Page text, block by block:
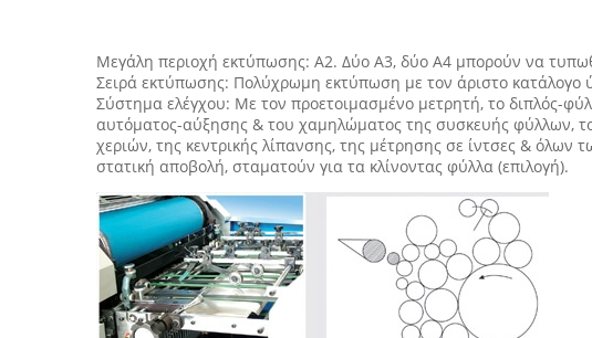
Μεγάλη περιοχή εκτύπωσης: A2. Δύο A3, δύο A4 μπορούν να
Σειρά εκτύπωσης: Πολύχρωμη εκτύπωση με τον άριστο
Σύστημα ελέγχου: Με τον προετοιμασμένο μετρητή, το διπλός-
αυτόματος-αύξησης & του χαμηλώματος της συσκευής φύλλων,
χεριών, της κεντρικής λίπανσης, της μέτρησης σε ίντσες &
στατική αποβολή, σταματούν για τα κλίνοντας φύλλα (επιλογή).